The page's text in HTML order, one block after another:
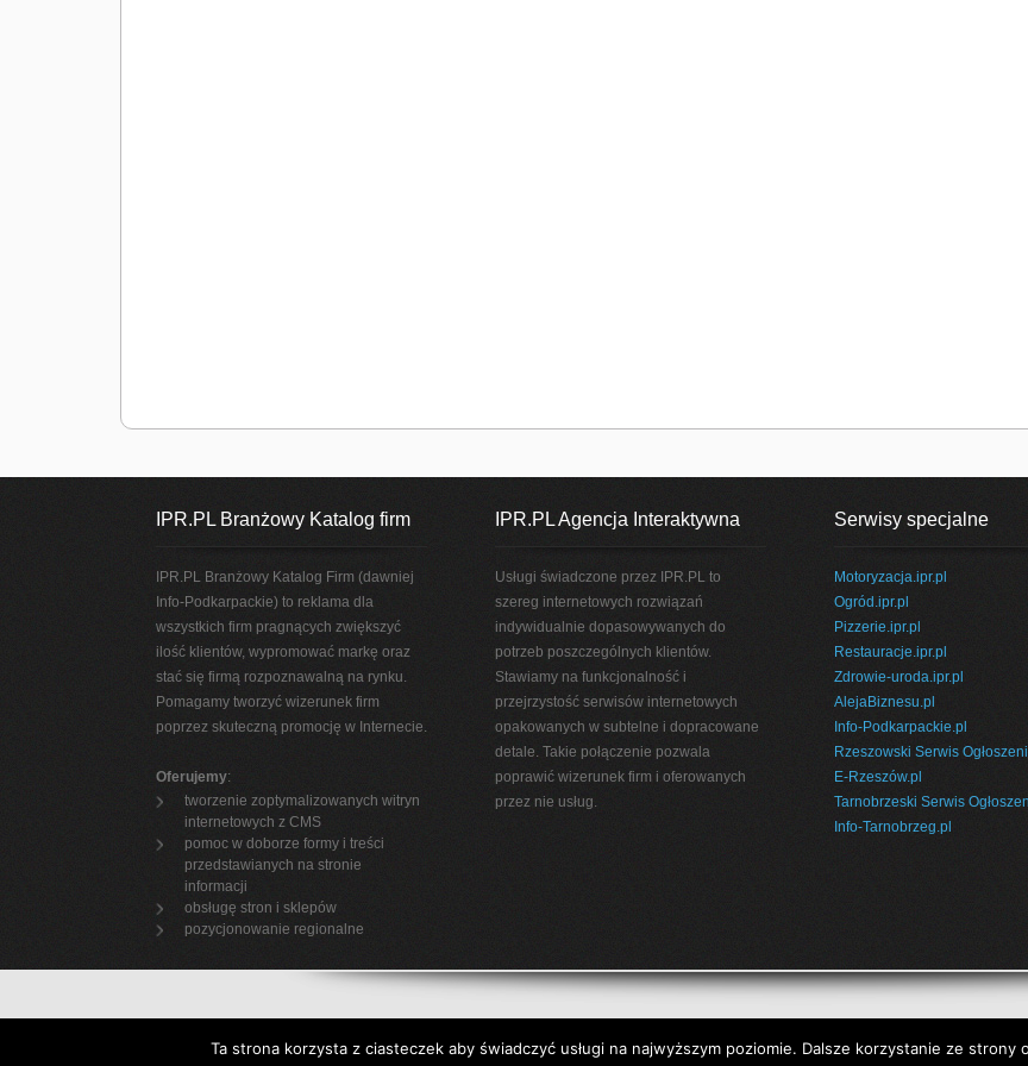
IPR.PL Branżowy Katalog firm
IPR.PL Branżowy Katalog Firm (dawniej
Info-Podkarpackie) to reklama dla
wszystkich firm pragnących zwiększyć
ilość klientów, wypromować markę oraz
stać się firmą rozpoznawalną na rynku.
Pomagamy tworzyć wizerunek firm
poprzez skuteczną promocję w Internecie.
Oferujemy:
tworzenie zoptymalizowanych witryn
internetowych z CMS
pomoc w doborze formy i treści
przedstawianych na stronie
informacji
obsługę stron i sklepów
pozycjonowanie regionalne
IPR.PL Agencja Interaktywna
Usługi świadczone przez IPR.PL to
szereg internetowych rozwiązań
indywidualnie dopasowywanych do
potrzeb poszczególnych klientów.
Stawiamy na funkcjonalność i
przejrzystość serwisów internetowych
opakowanych w subtelne i dopracowane
detale. Takie połączenie pozwala
poprawić wizerunek firm i oferowanych
przez nie usług.
Serwisy specjalne
Motoryzacja.ipr.pl
Ogród.ipr.pl
Pizzerie.ipr.pl
Restauracje.ipr.pl
Zdrowie-uroda.ipr.pl
AlejaBiznesu.pl
Info-Podkarpackie.pl
Rzeszowski Serwis
E-Rzeszów.pl
Tarnobrzeski Serwis
Info-Tarnobrzeg.pl
Ta strona korzysta z ciasteczek aby świadczyć usługi na najwyższym poziomie. Dalsze korzystanie ze strony